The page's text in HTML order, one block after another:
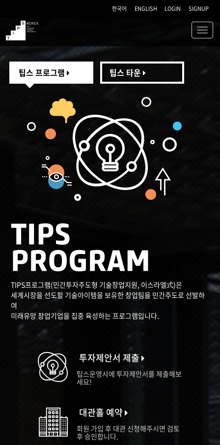
한국어 ENGLISH LOGIN SIGNUP
TIPS
팁스 프로그램 팁스 타운
TIPS프로그램(민간투자주도형 기술창업지원, 이스라엘式)은
세계시장을 선도할 기술아이템을 보유한 창업팀을 민간주도로 선발하
여
미래유망 창업기업을 집중 육성하는 프로그램입니다.
투자제안서 제출
팁스운영사에 투자제안서를 제출해보
세요!
대관홀 예약
회원 가입 후 대관 신청해주시면 검토
후 승인합니다.